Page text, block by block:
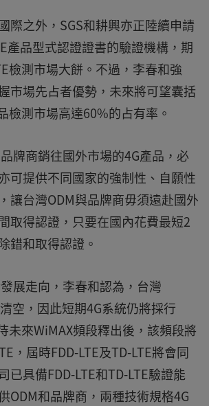
際之外，SGS和耕興亦正陸續申請
產品型式認證證書的驗證機構，期
檢測市場大餅。不過，李春和強
市場先占者優勢，未來將可望囊括
檢測市場高達60%的占有率。
牌商銷往國外市場的4G產品，必
可提供不同國家的強制性、自願性
讓台灣ODM與品牌商毋須遠赴國外
取得認證，只要在國內花費最短2
錯和取得認證。
展走向，李春和認為，台灣
空，因此短期4G系統仍將採行
未來WiMAX頻段釋出後，該頻段將
，屆時FDD-LTE及TD-LTE將會同
已具備FDD-LTE和TD-LTE驗證能
ODM和品牌商，兩種技術規格4G